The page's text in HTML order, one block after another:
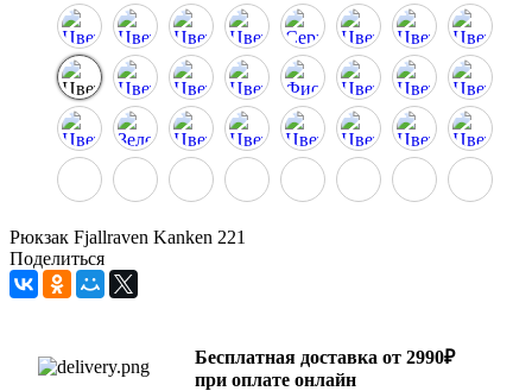
Рюкзак Fjallraven Kanken 221
Поделиться
Бесплатная доставка от 2990₽
при оплате онлайн